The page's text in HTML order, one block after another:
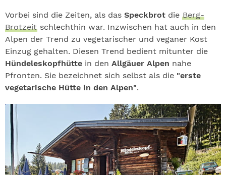
Vorbei sind die Zeiten, als das Speckbrot die Berg-
Brotzeit schlechthin war. Inzwischen hat auch in den
Alpen der Trend zu vegetarischer und veganer Kost
Einzug gehalten. Diesen Trend bedient mitunter die
Hündeleskopfhütte in den Allgäuer Alpen nahe
Pfronten. Sie bezeichnet sich selbst als die "erste
vegetarische Hütte in den Alpen".